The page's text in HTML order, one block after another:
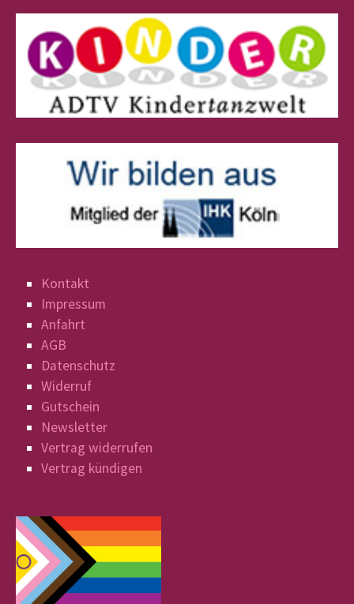
Kontakt
Impressum
Anfahrt
AGB
Datenschutz
Widerruf
Gutschein
Newsletter
Vertrag widerrufen
Vertrag kündigen